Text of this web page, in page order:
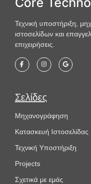
Τεχνική υποστήριξη,
ιστοσελίδων και
επιχειρήσεις.
Σελίδες
Μηχανογράφηση
Κατασκευή Ιστοσελίδας
Τεχνική Υποστήριξη
Projects
Σχετικά με εμάς